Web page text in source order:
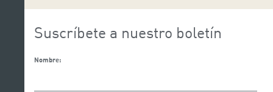
Suscríbete a nuestro boletín
Nombre: